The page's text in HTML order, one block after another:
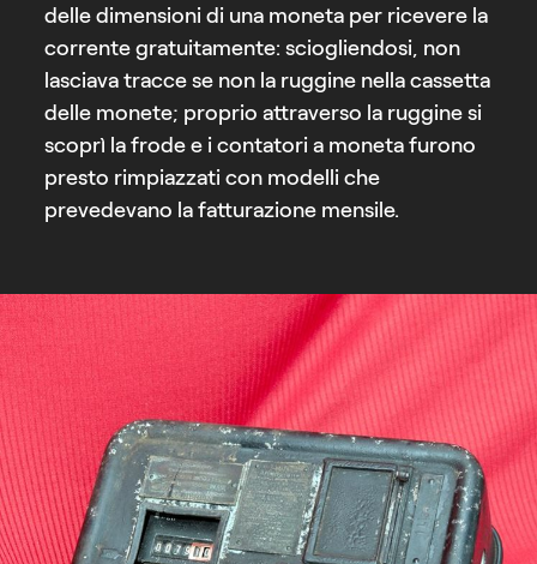
delle dimensioni di una moneta per ricevere la
corrente gratuitamente: sciogliendosi, non
lasciava tracce se non la ruggine nella cassetta
delle monete; proprio attraverso la ruggine si
scoprì la frode e i contatori a moneta furono
presto rimpiazzati con modelli che
prevedevano la fatturazione mensile.